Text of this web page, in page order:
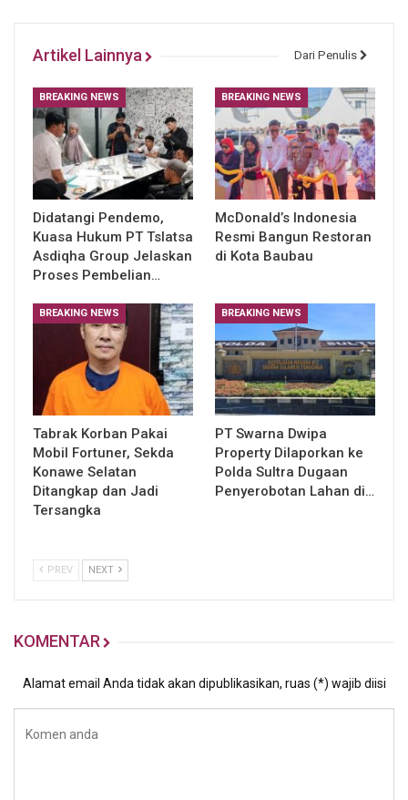
Artikel Lainnya Dari Penulis
BREAKING NEWS
Didatangi Pendemo,
Kuasa Hukum PT Tslatsa
Asdiqha Group Jelaskan
Proses Pembelian…
BREAKING NEWS
McDonald’s Indonesia
Resmi Bangun Restoran
di Kota Baubau
BREAKING NEWS
Tabrak Korban Pakai
Mobil Fortuner, Sekda
Konawe Selatan
Ditangkap dan Jadi
Tersangka
BREAKING NEWS
PT Swarna Dwipa
Property Dilaporkan ke
Polda Sultra Dugaan
Penyerobotan Lahan di…
PREV NEXT
KOMENTAR
Alamat email Anda tidak akan dipublikasikan, ruas (*) wajib diisi